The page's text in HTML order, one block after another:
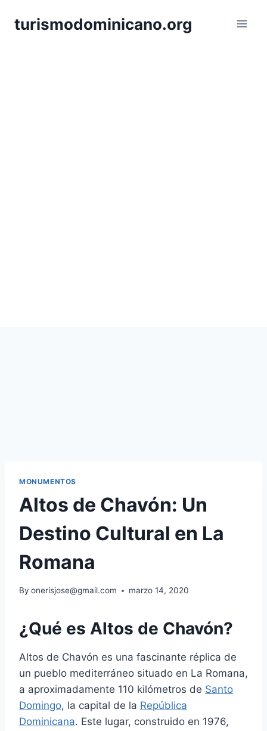
turismodominicano.org
MONUMENTOS
Altos de Chavón: Un
Destino Cultural en La
Romana
By onerisjose@gmail.com marzo 14, 2020
¿Qué es Altos de Chavón?
Altos de Chavón es una fascinante réplica de
un pueblo mediterráneo situado en La Romana,
a aproximadamente 110 kilómetros de Santo
Domingo, la capital de la República
Dominicana. Este lugar, construido en 1976,